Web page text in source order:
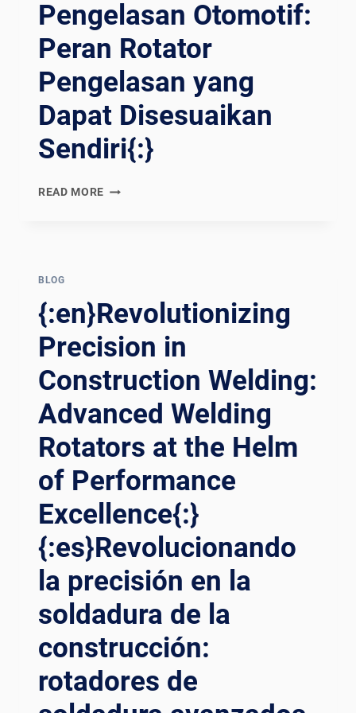
Pengelasan Otomotif:
Peran Rotator
Pengelasan yang
Dapat Disesuaikan
Sendiri{:}
READ MORE {:EN}DRIVING
CHANGING
ROLE
OF
SELF-
ADJUSTABLE
WELDING
ROTATORS{:}
{:ES}IMPULSAR
EFICIENCIA
EN
LA
SOLDADURA
DE
AUTOMÓVILES:
EL
PAPEL
REVOLUCIONARIO
DE
ROTADORES
DE
BLOG
{:en}Revolutionizing
Precision in
Construction Welding:
Advanced Welding
Rotators at the Helm
of Performance
Excellence{:}
{:es}Revolucionando
la precisión en la
soldadura de la
construcción:
rotadores de